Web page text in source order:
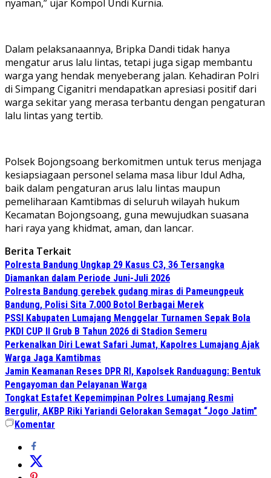
nyaman,” ujar Kompol Undi Kurnia.
Dalam pelaksanaannya, Bripka Dandi tidak hanya
mengatur arus lalu lintas, tetapi juga sigap membantu
warga yang hendak menyeberang jalan. Kehadiran Polri
di Simpang Ciganitri mendapatkan apresiasi positif dari
warga sekitar yang merasa terbantu dengan pengaturan
lalu lintas yang tertib.
Polsek Bojongsoang berkomitmen untuk terus menjaga
kesiapsiagaan personel selama masa libur Idul Adha,
baik dalam pengaturan arus lalu lintas maupun
pemeliharaan Kamtibmas di seluruh wilayah hukum
Kecamatan Bojongsoang, guna mewujudkan suasana
hari raya yang khidmat, aman, dan lancar.
Berita Terkait
Polresta Bandung Ungkap 29 Kasus C3, 36 Tersangka
Diamankan dalam Periode Juni-Juli 2026
Polresta Bandung gerebek gudang miras di Pameungpeuk
Bandung, Polisi Sita 7.000 Botol Berbagai Merek
PSSI Kabupaten Lumajang Menggelar Turnamen Sepak Bola
PKDI CUP II Grub B Tahun 2026 di Stadion Semeru
Perkenalkan Diri Lewat Safari Jumat, Kapolres Lumajang Ajak
Warga Jaga Kamtibmas
Jamin Keamanan Reses DPR RI, Kapolsek Randuagung: Bentuk
Pengayoman dan Pelayanan Warga
Tongkat Estafet Kepemimpinan Polres Lumajang Resmi
Bergulir, AKBP Riki Yariandi Gelorakan Semagat “Jogo Jatim”
Komentar